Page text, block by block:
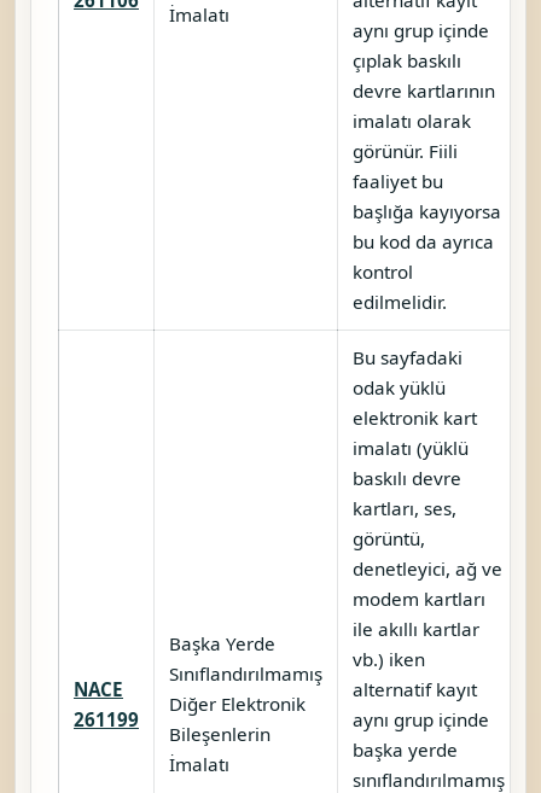
İmalatı
aynı grup içinde
çıplak baskılı
devre kartlarının
imalatı olarak
görünür. Fiili
faaliyet bu
başlığa kayıyorsa
bu kod da ayrıca
kontrol
edilmelidir.
NACE
261199
Başka Yerde
Sınıflandırılmamış
Diğer Elektronik
Bileşenlerin
İmalatı
Bu sayfadaki
odak yüklü
elektronik kart
imalatı (yüklü
baskılı devre
kartları, ses,
görüntü,
denetleyici, ağ ve
modem kartları
ile akıllı kartlar
vb.) iken
alternatif kayıt
aynı grup içinde
başka yerde
sınıflandırılmamış